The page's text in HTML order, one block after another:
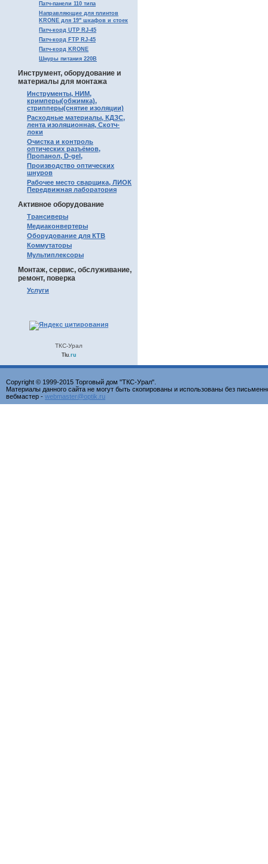
Патч-панели 110 типа
Направляющие для плинтов
KRONE для 19" шкафов и стоек
Патч-корд UTP RJ-45
Патч-корд FTP RJ-45
Патч-корд KRONE
Шнуры питания 220В
Инструмент, оборудование и
материалы для монтажа
Инструменты, НИМ,
кримперы(обжимка),
стрипперы(снятие изоляции)
Расходные материалы, КДЗС,
лента изоляционная, Скотч-
локи
Очистка и контроль
оптических разъёмов,
Пропанол, D-gel,
Производство оптических
шнуров
Рабочее место сварщика, ЛИОК
Передвижная лаборатория
Активное оборудование
Трансиверы
Медиаконвертеры
Оборудование для КТВ
Коммутаторы
Мультиплексоры
Монтаж, сервис, обслуживание,
ремонт, поверка
Услуги
ТКС-Урал
Tiu.ru
Copyright © 1999-2015 Торговый дом "ТКС-Урал".
Материалы данного сайта не могут быть скопированы и использованы без
вебмастер - webmaster@optik.ru